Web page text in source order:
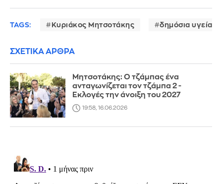
TAGS: Κυριάκος Μητσοτάκης δημόσια υγεία
ΣΧΕΤΙΚΑ ΑΡΘΡΑ
Μητσοτάκης: Ο τζάμπας ένα
ανταγωνίζεται τον τζάμπα 2 -
Εκλογές την άνοιξη του 2027
19:58, 16.06.2026